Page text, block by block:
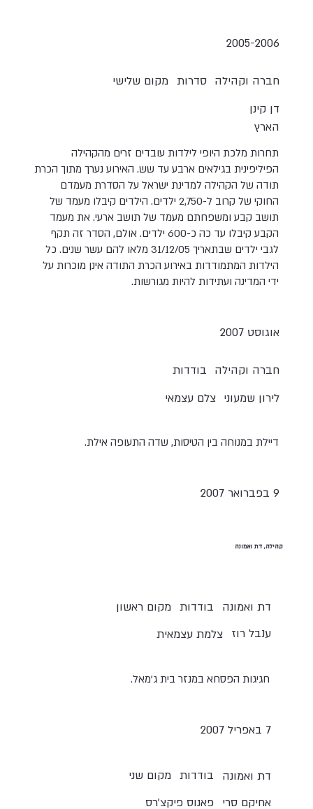
2005-2006
מקום שלישי סדרות חברה וקהילה
דן קינן
הארץ
תחרות מלכת היופי לילדות עובדים זרים מהקהילה
הפיליפינית בגילאים ארבע עד שש. האירוע נערך מתוך הכרת
תודה של הקהילה למדינת ישראל על הסדרת מעמדם
החוקי של קרוב ל-2,750 ילדים. הילדים קיבלו מעמד של
תושב קבע ומשפחתם מעמד של תושב ארעי. את מעמד
הקבע קיבלו עד כה כ-600 ילדים. אולם, הסדר זה תקף
לגבי ילדים שבתאריך 31/12/05 מלאו להם עשר שנים. כל
הילדות המתמודדות באירוע הכרת התודה אינן מוכרות על
ידי המדינה ועתידות להיות מגורשות.
אוגוסט 2007
בודדות חברה וקהילה
צלם עצמאי לירון שמעוני
דיילת במנוחה בין הטיסות, שדה התעופה אילת.
9 בפברואר 2007
קהילה, דת ואמונה
מקום ראשון בודדות
דת ואמונה
צלמת עצמאית ענבל רוז
חגיגות הפסחא במנזר בית ג'מאל.
7 באפריל 2007
מקום שני בודדות
דת ואמונה
פאנוס פיקצ'רס אחיקם סרי